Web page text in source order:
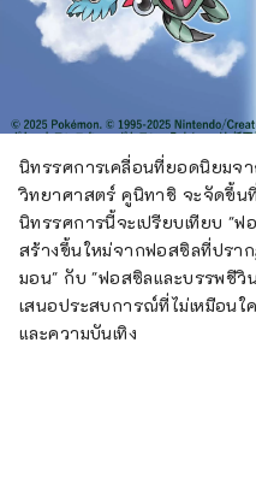
นิทรรศการเคลื่อนที่ยอดนิยมจ
วิทยาศาสตร์ คูนิทาชิ จะจัดขึ้น
นิทรรศการนี้จะเปรียบเทียบ "ฟ
สร้างขึ้นใหม่จากฟอสซิลที่ปรา
มอน" กับ "ฟอสซิลและบรรพชีวิ
เสนอประสบการณ์ที่ไม่เหมือน
และความบันเทิง